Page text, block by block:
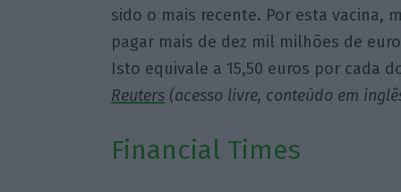
sido o mais recente. Por esta vacina,
pagar mais de dez mil milhões de
Isto equivale a 15,50 euros por cada
Reuters(acesso livre, conteúdo em
Financial Times